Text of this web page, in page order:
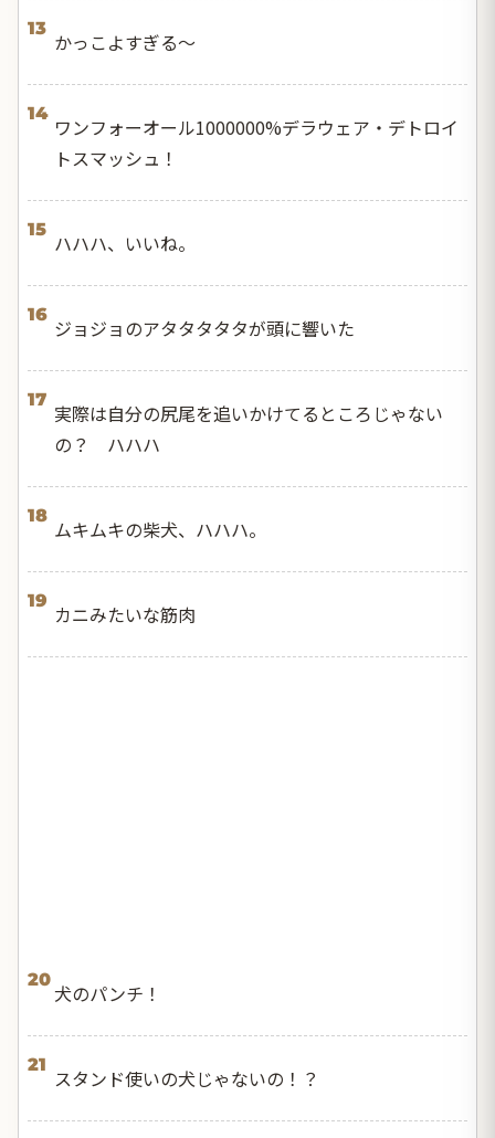
13
かっこよすぎる〜
14
ワンフォーオール1000000%デラウェア・デトロイ
トスマッシュ！
15
ハハハ、いいね。
16
ジョジョのアタタタタタが頭に響いた
17
実際は自分の尻尾を追いかけてるところじゃない
の？ ハハハ
18
ムキムキの柴犬、ハハハ。
19
カニみたいな筋肉
20
犬のパンチ！
21
スタンド使いの犬じゃないの！？